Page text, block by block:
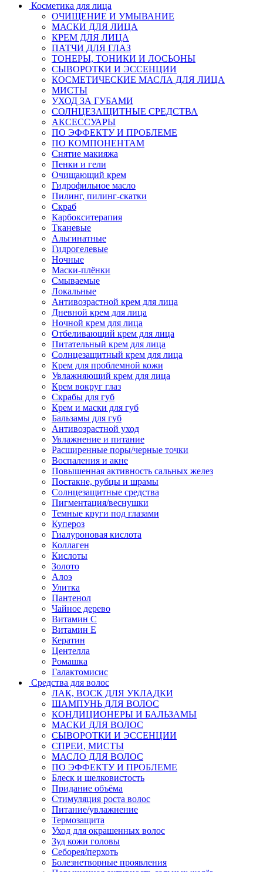
Косметика для лица
ОЧИЩЕНИЕ И УМЫВАНИЕ
МАСКИ ДЛЯ ЛИЦА
КРЕМ ДЛЯ ЛИЦА
ПАТЧИ ДЛЯ ГЛАЗ
ТОНЕРЫ, ТОНИКИ И ЛОСЬОНЫ
СЫВОРОТКИ И ЭССЕНЦИИ
КОСМЕТИЧЕСКИЕ МАСЛА ДЛЯ ЛИЦА
МИСТЫ
УХОД ЗА ГУБАМИ
СОЛНЦЕЗАЩИТНЫЕ СРЕДСТВА
АКСЕССУАРЫ
ПО ЭФФЕКТУ И ПРОБЛЕМЕ
ПО КОМПОНЕНТАМ
Снятие макияжа
Пенки и гели
Очищающий крем
Гидрофильное масло
Пилинг, пилинг-скатки
Скраб
Карбокситерапия
Тканевые
Альгинатные
Гидрогелевые
Ночные
Маски-плёнки
Смываемые
Локальные
Антивозрастной крем для лица
Дневной крем для лица
Ночной крем для лица
Отбеливающий крем для лица
Питательный крем для лица
Солнцезащитный крем для лица
Крем для проблемной кожи
Увлажняющий крем для лица
Крем вокруг глаз
Скрабы для губ
Крем и маски для губ
Бальзамы для губ
Антивозрастной уход
Увлажнение и питание
Расширенные поры/черные точки
Воспаления и акне
Повышенная активность сальных желез
Постакне, рубцы и шрамы
Солнцезащитные средства
Пигментация/веснушки
Темные круги под глазами
Купероз
Гиалуроновая кислота
Коллаген
Кислоты
Золото
Алоэ
Улитка
Пантенол
Чайное дерево
Витамин C
Витамин Е
Кератин
Центелла
Ромашка
Галактомисис
Средства для волос
ЛАК, ВОСК ДЛЯ УКЛАДКИ
ШАМПУНЬ ДЛЯ ВОЛОС
КОНДИЦИОНЕРЫ И БАЛЬЗАМЫ
МАСКИ ДЛЯ ВОЛОС
СЫВОРОТКИ И ЭССЕНЦИИ
СПРЕИ, МИСТЫ
МАСЛО ДЛЯ ВОЛОС
ПО ЭФФЕКТУ И ПРОБЛЕМЕ
Блеск и шелковистость
Придание объёма
Стимуляция роста волос
Питание/увлажнение
Термозащита
Уход для окрашенных волос
Зуд кожи головы
Себорея/перхоть
Болезнетворные проявления